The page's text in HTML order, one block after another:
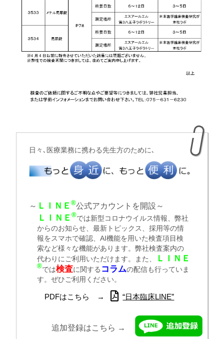
日々､医療業務に携わる先生方のために､
～ ＬＩＮＥ ®公式アカウントを開設～
ＬＩＮＥ ®では新型コロナウイルス情報、弊社
からのお知らせ、最新トピックス、採用等の情
報をスマホで確認、AI機能を用いた検査項目検
索など様々な機能があります。弊社検査案内の
代わりにご利用いただけます。また、
ＬＩＮＥ
®では検査に関する コラムの配信も行っていま
す。ぜひご利用ください。
PDFはこちら → “日本臨床LINE”
追加登録はこちら →